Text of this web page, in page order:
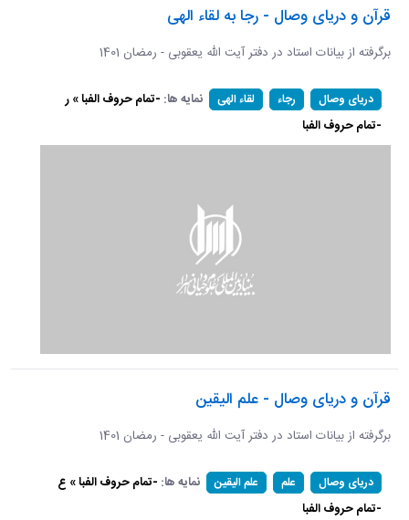
قرآن و دریای وصال - رجا به لقاء الهی
برگرفته از بیانات استاد در دفتر آیت الله یعقوبی - رمضان 1401
دریای وصال رجاء لقاء الهی نمایه ها: -تمام حروف الفبا » ر
-تمام حروف الفبا
قرآن و دریای وصال - علم الیقین
برگرفته از بیانات استاد در دفتر آیت الله یعقوبی - رمضان 1401
دریای وصال علم علم الیقین نمایه ها: -تمام حروف الفبا » ع
-تمام حروف الفبا